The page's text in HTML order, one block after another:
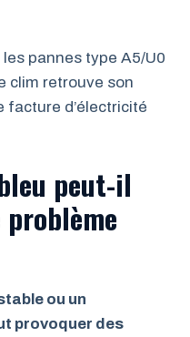
pannes type A5/U0
clim retrouve son
facture d’électricité
peut-il
ou un
provoquer des